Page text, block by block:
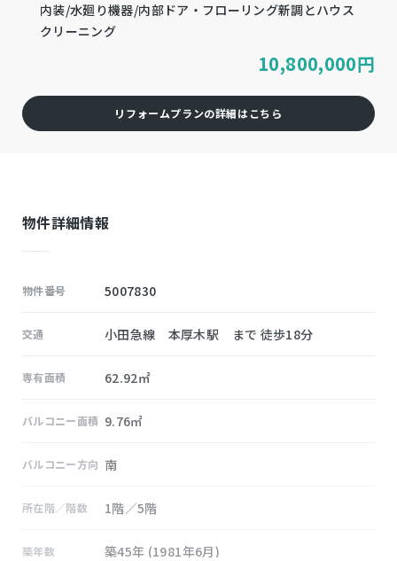
内装/水廻り機器/内部ドア・フローリング新調とハウス
クリーニング
10,800,000円
リフォームプランの詳細はこちら
物件詳細情報
物件番号 5007830
交通 小田急線 本厚木駅 まで 徒歩18分
専有面積 62.92㎡
バルコニー面積 9.76㎡
バルコニー方向 南
所在階／階数 1階／5階
築年数 築45年 (1981年6月)